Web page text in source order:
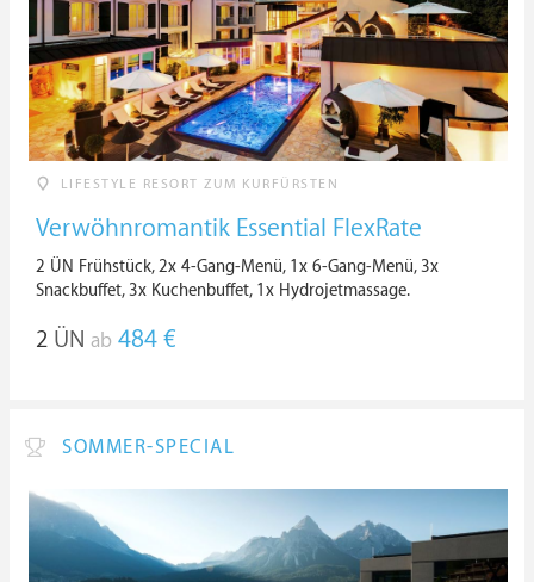
LIFESTYLE RESORT ZUM KURFÜRSTEN
Verwöhnromantik Essential FlexRate
2 ÜN Frühstück, 2x 4-Gang-Menü, 1x 6-Gang-Menü, 3x
Snackbuffet, 3x Kuchenbuffet, 1x Hydrojetmassage.
2 ÜN ab 484 €
SOMMER-SPECIAL